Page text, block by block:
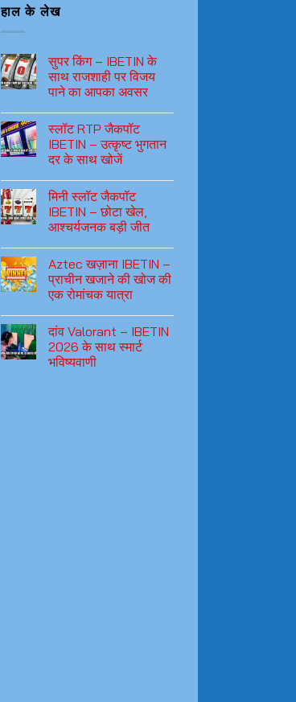
हाल के लेख
सुपर किंग – IBETIN के
साथ राजशाही पर विजय
पाने का आपका अवसर
स्लॉट RTP जैकपॉट
IBETIN – उत्कृष्ट भुगतान
दर के साथ खोजें
मिनी स्लॉट जैकपॉट
IBETIN – छोटा खेल,
आश्चर्यजनक बड़ी जीत
Aztec खज़ाना IBETIN –
प्राचीन खजाने की खोज की
एक रोमांचक यात्रा
दांव Valorant – IBETIN
2026 के साथ स्मार्ट
भविष्यवाणी